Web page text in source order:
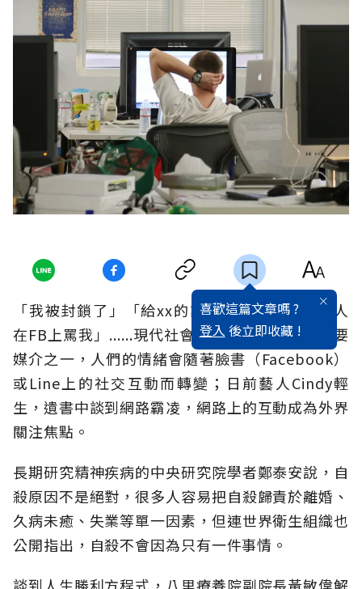
喜歡這篇文章嗎 ?
登入 後立即收藏 !
「我被封鎖了」「給xx的訊息已讀不回」「有人
在FB上罵我」......現代社會，網路成為溝通的主要
媒介之一，人們的情緒會隨著臉書（Facebook）
或Line上的社交互動而轉變；日前藝人Cindy輕
生，遺書中談到網路霸凌，網路上的互動成為外界
關注焦點。
長期研究精神疾病的中央研究院學者鄭泰安說，自
殺原因不是絕對，很多人容易把自殺歸責於離婚、
久病未癒、失業等單一因素，但連世界衛生組織也
公開指出，自殺不會因為只有一件事情。